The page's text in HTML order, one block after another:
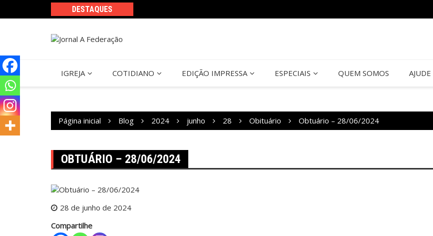
DESTAQUES
IGREJA COTIDIANO EDIÇÃO IMPRESSA ESPECIAIS QUEM SOMOS AJUDE
Página inicial Blog 2024 junho 28 Obituário Obtuário – 28/06/2024
OBTUÁRIO – 28/06/2024
28 de junho de 2024
Compartilhe